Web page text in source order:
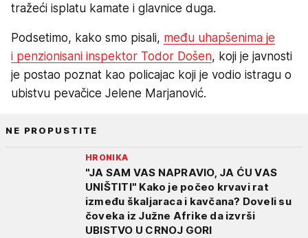
tražeći isplatu kamate i glavnice duga.
Podsetimo, kako smo pisali, među uhapšenima je
i penzionisani inspektor Todor Došen, koji je javnosti
je postao poznat kao policajac koji je vodio istragu o
ubistvu pevačice Jelene Marjanović.
NE PROPUSTITE
HRONIKA
"JA SAM VAS NAPRAVIO, JA ĆU VAS
UNIŠTITI" Kako je počeo krvavi rat
između škaljaraca i kavčana? Doveli su
čoveka iz Južne Afrike da izvrši
UBISTVO U CRNOJ GORI